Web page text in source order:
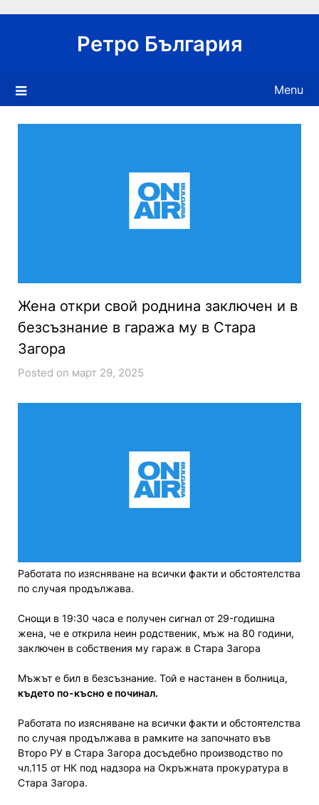
Ретро България
Menu
Жена откри свой роднина заключен и в
безсъзнание в гаража му в Стара
Загора
Posted on март 29, 2025
Работата по изясняване на всички факти и обстоятелства
по случая продължава.
Снощи в 19:30 часа е получен сигнал от 29-годишна
жена, че е открила неин родственик, мъж на 80 години,
заключен в собствения му гараж в Стара Загора
Мъжът е бил в безсъзнание. Той е настанен в болница,
където по-късно е починал.
Работата по изясняване на всички факти и обстоятелства
по случая продължава в рамките на започнато във
Второ РУ в Стара Загора досъдебно производство по
чл.115 от НК под надзора на Окръжната прокуратура в
Стара Загора.